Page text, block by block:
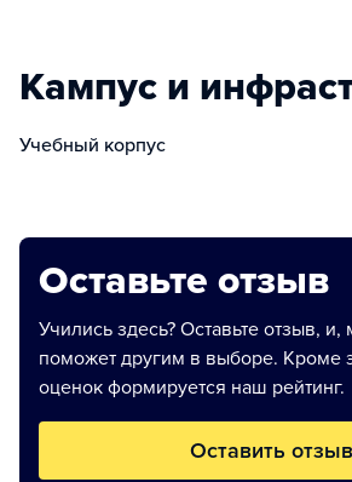
Кампус и
Учебный корпус
Оставьте отзыв
Учились здесь? Оставьте отзыв, и,
поможет другим в выборе. Кроме
оценок формируется наш рейтинг.
Оставить отзыв